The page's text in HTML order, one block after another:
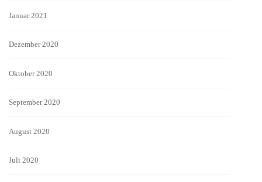
Januar 2021
Dezember 2020
Oktober 2020
September 2020
August 2020
Juli 2020